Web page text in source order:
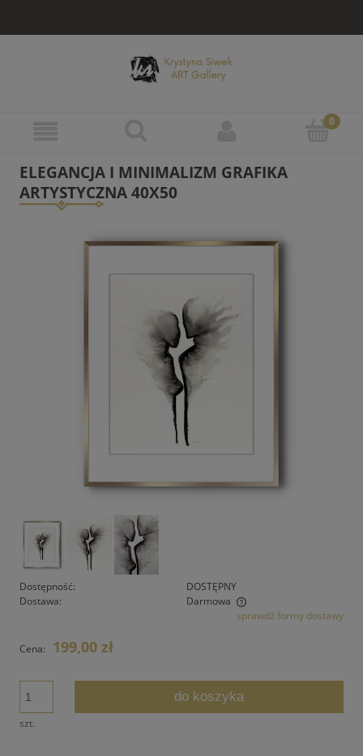
ELEGANCJA I MINIMALIZM GRAFIKA
ARTYSTYCZNA 40X50
Dostępność:
DOSTĘPNY
Dostawa:
Darmowa
Cena nie zawiera ewentualnych kosztów płatnościsprawdź formy dostawy
Cena: 199,00 zł
szt.
do koszyka